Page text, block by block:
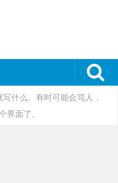
什么。有时可能会骂人，
界面了。